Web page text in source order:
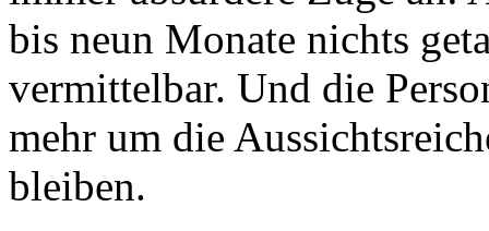
bis neun Monate nichts
vermittelbar. Und die
mehr um die
bleiben.